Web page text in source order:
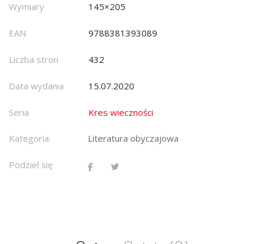
Wymiary 145×205
EAN 9788381393089
Liczba stron 432
Data wydania 15.07.2020
Seria Kres wieczności
Kategoria: Literatura obyczajowa
Podziel się